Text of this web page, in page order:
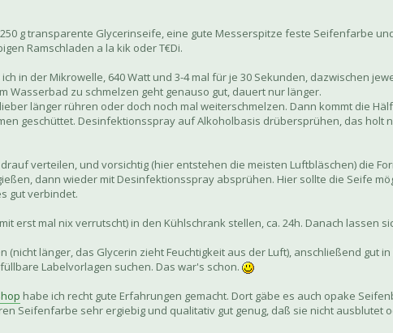
g transparente Glycerinseife, eine gute Messerspitze feste Seifenfarbe
Ramschladen a la kik oder T€Di.
in der Mikrowelle, 640 Watt und 3-4 mal für je 30 Sekunden, dazwischen
Wasserbad zu schmelzen geht genauso gut, dauert nur länger.
länger rühren oder doch noch mal weiterschmelzen. Dann kommt die
geschüttet. Desinfektionsspray auf Alkoholbasis drübersprühen, das holt
verteilen, und vorsichtig (hier entstehen die meisten Luftbläschen) die
dann wieder mit Desinfektionsspray absprühen. Hier sollte die Seife
gut verbindet.
erst mal nix verrutscht) in den Kühlschrank stellen, ca. 24h. Danach lassen
länger, das Glycerin zieht Feuchtigkeit aus der Luft), anschließend gut
Labelvorlagen suchen. Das war's schon.
habe ich recht gute Erfahrungen gemacht. Dort gäbe es auch opake
Seifenfarbe sehr ergiebig und qualitativ gut genug, daß sie nicht ausblutet